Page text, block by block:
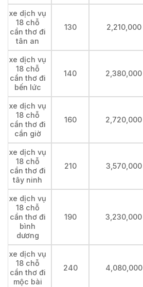
xe dịch vụ
18 chỗ
cần thơ đi
tân an
130 2,210,000
xe dịch vụ
18 chỗ
cần thơ đi
bến lức
140 2,380,000
xe dịch vụ
18 chỗ
cần thơ đi
cần giờ
160 2,720,000
xe dịch vụ
18 chỗ
cần thơ đi
tây ninh
210 3,570,000
xe dịch vụ
18 chỗ
cần thơ đi
bình
dương
190 3,230,000
xe dịch vụ
18 chỗ
cần thơ đi
mộc bài
240 4,080,000